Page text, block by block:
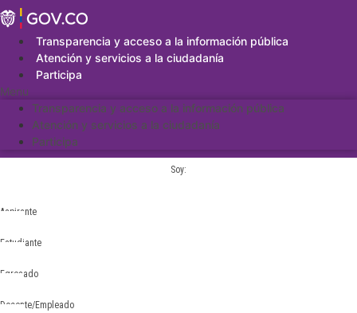
Saltar
al
contenidoTransparencia y acceso a la información pública
Atención y servicios a la ciudadanía
Participa
Menu
Transparencia y acceso a la información pública
Atención y servicios a la ciudadanía
Participa
Soy:
Aspirante
Estudiante
Egresado
Docente/Empleado